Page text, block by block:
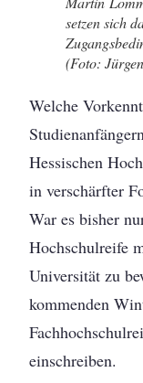
setzen sich
(Foto:
Welche
Hessischen
in verschärfter
War es bisher
Hochschulreife
Universität zu
kommenden
einschreiben.